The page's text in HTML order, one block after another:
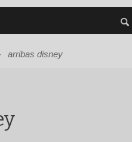
arribas disney